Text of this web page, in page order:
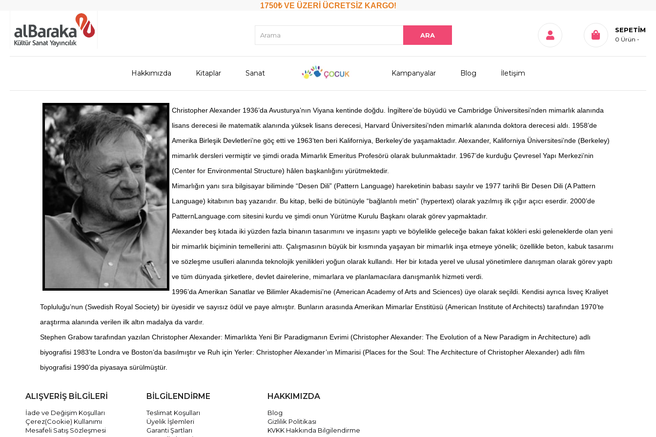
1750₺ VE ÜZERİ ÜCRETSİZ KARGO!
SEPETIM
0 Ürün
Hakkımızda Kitaplar Sanat Kampanyalar Blog İletişim
Christopher Alexander 1936’da Avusturya’nın Viyana kentinde doğdu. İngiltere’de büyüdü ve Cambridge Üniversitesi’nden mimarlık alanında
lisans derecesi ile matematik alanında yüksek lisans derecesi, Harvard Üniversitesi’nden mimarlık alanında doktora derecesi aldı. 1958’de
Amerika Birleşik Devletleri’ne göç etti ve 1963’ten beri Kaliforniya, Berkeley’de yaşamaktadır. Alexander, Kaliforniya Üniversitesi’nde (Berkeley)
mimarlık dersleri vermiştir ve şimdi orada Mimarlık Emeritus Profesörü olarak bulunmaktadır. 1967’de kurduğu Çevresel Yapı Merkezi’nin
(Center for Environmental Structure) hâlen başkanlığını yürütmektedir.
Mimarlığın yanı sıra bilgisayar biliminde “Desen Dili” (Pattern Language) hareketinin babası sayılır ve 1977 tarihli Bir Desen Dili (A Pattern
Language) kitabının baş yazarıdır. Bu kitap, belki de bütünüyle “bağlantılı metin” (hypertext) olarak yazılmış ilk çığır açıcı eserdir. 2000’de
PatternLanguage.com sitesini kurdu ve şimdi onun Yürütme Kurulu Başkanı olarak görev yapmaktadır.
Alexander beş kıtada iki yüzden fazla binanın tasarımını ve inşasını yaptı ve böylelikle geleceğe bakan fakat kökleri eski geleneklerde olan yeni
bir mimarlık biçiminin temellerini attı. Çalışmasının büyük bir kısmında yaşayan bir mimarlık inşa etmeye yönelik; özellikle beton, kabuk tasarımı
ve sözleşme usulleri alanında teknolojik yenilikleri yoğun olarak kullandı. Her bir kıtada yerel ve ulusal yönetimlere danışman olarak görev yaptı
ve tüm dünyada şirketlere, devlet dairelerine, mimarlara ve planlamacılara danışmanlık hizmeti verdi.
1996’da Amerikan Sanatlar ve Bilimler Akademisi’ne (American Academy of Arts and Sciences) üye olarak seçildi. Kendisi ayrıca İsveç Kraliyet
Topluluğu’nun (Swedish Royal Society) bir üyesidir ve sayısız ödül ve paye almıştır. Bunların arasında Amerikan Mimarlar Enstitüsü (American Institute of Architects) tarafından 1970’te
araştırma alanında verilen ilk altın madalya da vardır.
Stephen Grabow tarafından yazılan Christopher Alexander: Mimarlıkta Yeni Bir Paradigmanın Evrimi (Christopher Alexander: The Evolution of a New Paradigm in Architecture) adlı
biyografisi 1983’te Londra ve Boston’da basılmıştır ve Ruh için Yerler: Christopher Alexander’ın Mimarisi (Places for the Soul: The Architecture of Christopher Alexander) adlı film
biyografisi 1990’da piyasaya sürülmüştür.
ALIŞVERİŞ BİLGİLERİ
İade ve Değişim Koşulları
Çerez(Cookie) Kullanımı
Mesafeli Satış Sözleşmesi
BİLGİLENDİRME
Teslimat Koşulları
Üyelik İşlemleri
Garanti Şartları
HAKKIMIZDA
Blog
Gizlilik Politikası
KVKK Hakkında Bilgilendirme